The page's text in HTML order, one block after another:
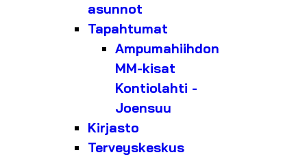
asunnot
Tapahtumat
Ampumahiihdon
MM-kisat
Kontiolahti -
Joensuu
Kirjasto
Terveyskeskus